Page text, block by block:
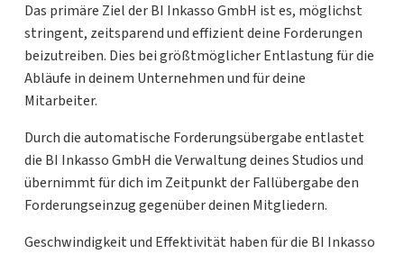
Das primäre Ziel der BI Inkasso GmbH ist es, möglichst
stringent, zeitsparend und effizient deine Forderungen
beizutreiben. Dies bei größtmöglicher Entlastung für die
Abläufe in deinem Unternehmen und für deine
Mitarbeiter.
Durch die automatische Forderungsübergabe entlastet
die BI Inkasso GmbH die Verwaltung deines Studios und
übernimmt für dich im Zeitpunkt der Fallübergabe den
Forderungseinzug gegenüber deinen Mitgliedern.
Geschwindigkeit und Effektivität haben für die BI Inkasso